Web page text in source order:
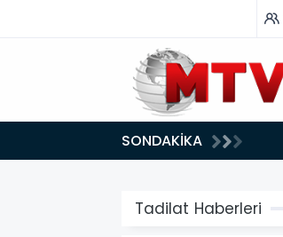
SONDAKİKA
Tadilat Haberleri